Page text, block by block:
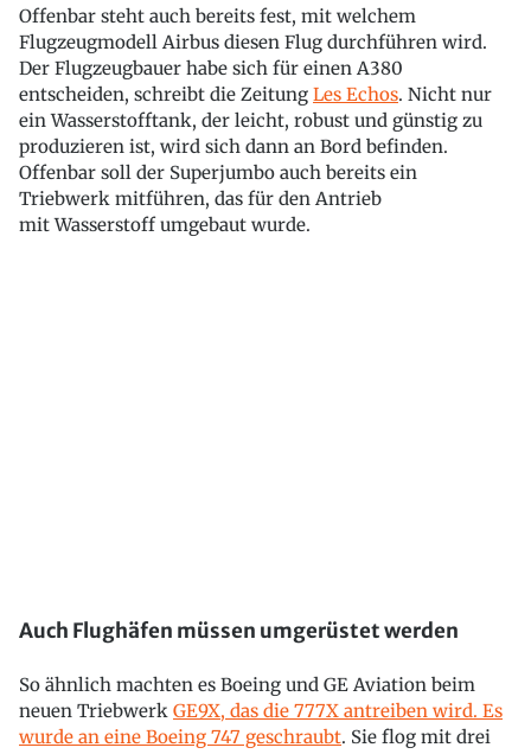
Offenbar steht auch bereits fest, mit welchem
Flugzeugmodell Airbus diesen Flug durchführen wird.
Der Flugzeugbauer habe sich für einen A380
entscheiden, schreibt die Zeitung Les Echos. Nicht nur
ein Wasserstofftank, der leicht, robust und günstig zu
produzieren ist, wird sich dann an Bord befinden.
Offenbar soll der Superjumbo auch bereits ein
Triebwerk mitführen, das für den Antrieb
mit Wasserstoff umgebaut wurde.
Auch Flughäfen müssen umgerüstet werden
So ähnlich machten es Boeing und GE Aviation beim
neuen Triebwerk GE9X, das die 777X antreiben wird. Es
wurde an eine Boeing 747 geschraubt. Sie flog mit drei